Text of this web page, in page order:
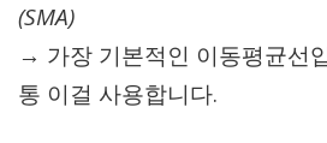
(SMA)
→ 가장 기본적인 이동평균선
통 이걸 사용합니다.